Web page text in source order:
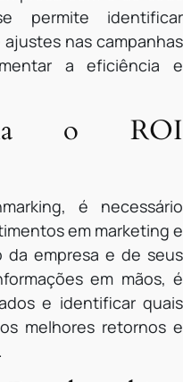
permite identificar
nas campanhas
a eficiência e
o ROI
é necessário
em marketing e
da empresa e de seus
em mãos, é
e identificar quais
melhores retornos e